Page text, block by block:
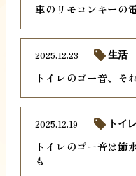
車のリモコンキーの
トイレのゴー音、そ
2025.12.23 生活
トイレのゴー音は節
も
2025.12.19 トイレ